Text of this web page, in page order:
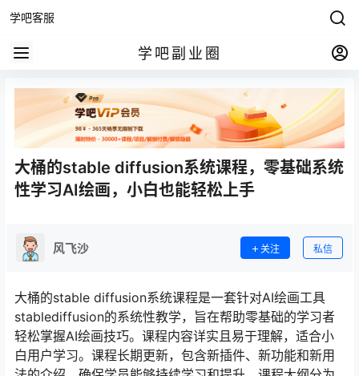
学吧客服
学吧副业圈
大桶的stable diffusion系统课程，零基础系统
性学习AI绘画，小白也能轻松上手
风飞沙 关注 私信
大桶的stable diffusion系统课程是一套针对AI绘画工具
stablediffusion的系统性教学，旨在帮助零基础的学习者
轻松掌握AI绘画技巧。课程内容详实且易于理解，适合小
白用户学习。课程长期更新，包含新插件、新功能和新用